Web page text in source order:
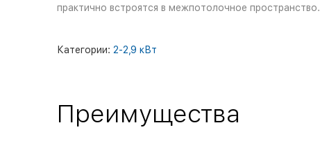
практично встроятся в межпотолочное пространство.
Категории: 2-2,9 кВт
Преимущества